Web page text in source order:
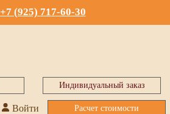
+7 (925) 717-60-30
Индивидуальный заказ
Войти Расчет стоимости